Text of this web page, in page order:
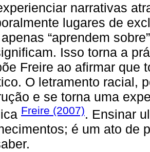
narrativas
lugares de
“aprendem
Isso torna a
Freire ao afirmar que
O letramento racial,
e se torna uma
Freire (2007). Ensinar
é um ato de